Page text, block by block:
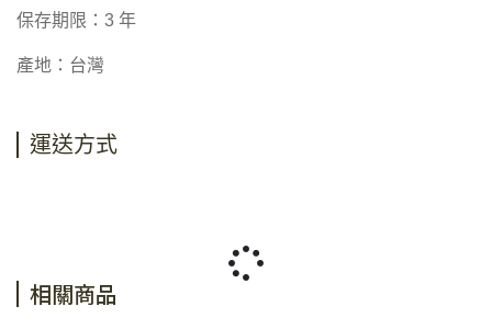
保存期限：3 年
產地：台灣
運送方式
相關商品